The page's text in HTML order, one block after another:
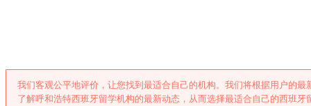
我们客观公平地评价，让您找到最适合自己的机构。我们将根据用户的
了解呼和浩特西班牙留学机构的最新动态，从而选择最适合自己的西班牙